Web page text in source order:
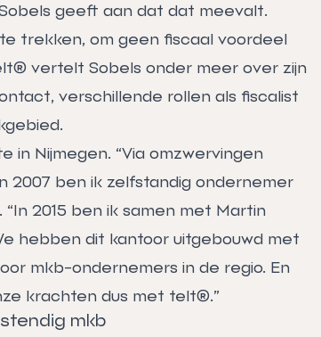
geeft aan dat dat meevalt.
trekken, om geen fiscaal voordeel
vertelt Sobels onder meer over zijn
verschillende rollen als fiscalist
in Nijmegen. “Via omzwervingen
2007 ben ik zelfstandig ondernemer
2015 ben ik samen met Martin
hebben dit kantoor uitgebouwd met
mkb-ondernemers in de regio. En
krachten dus met telt®.”
mkb